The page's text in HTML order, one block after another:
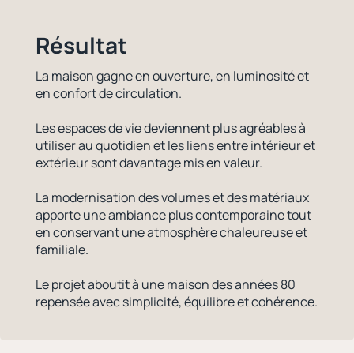
Résultat
La maison gagne en ouverture, en luminosité et
en confort de circulation.
Les espaces de vie deviennent plus agréables à
utiliser au quotidien et les liens entre intérieur et
extérieur sont davantage mis en valeur.
La modernisation des volumes et des matériaux
apporte une ambiance plus contemporaine tout
en conservant une atmosphère chaleureuse et
familiale.
Le projet aboutit à une maison des années 80
repensée avec simplicité, équilibre et cohérence.